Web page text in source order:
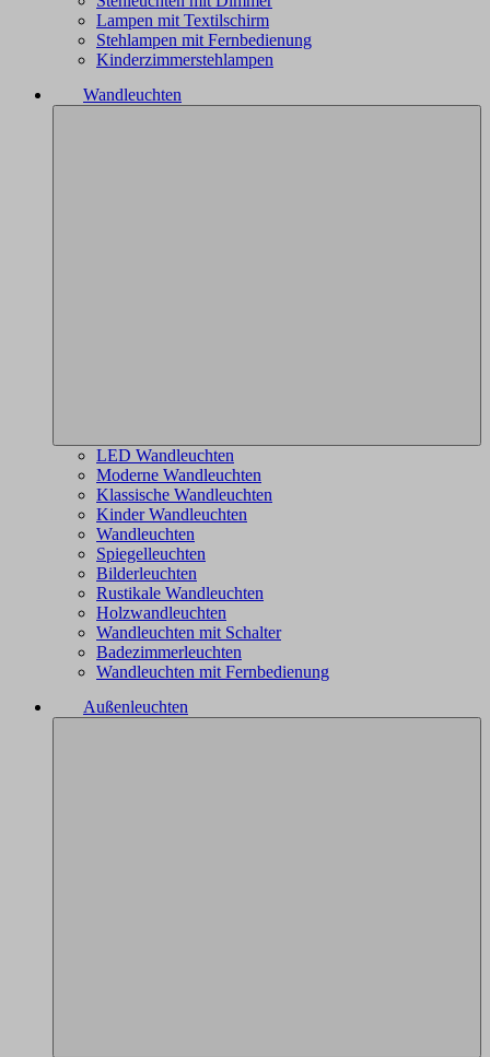
Lampen mit Textilschirm
Stehlampen mit Fernbedienung
Kinderzimmerstehlampen
Wandleuchten
LED Wandleuchten
Moderne Wandleuchten
Klassische Wandleuchten
Kinder Wandleuchten
Wandleuchten
Spiegelleuchten
Bilderleuchten
Rustikale Wandleuchten
Holzwandleuchten
Wandleuchten mit Schalter
Badezimmerleuchten
Wandleuchten mit Fernbedienung
Außenleuchten